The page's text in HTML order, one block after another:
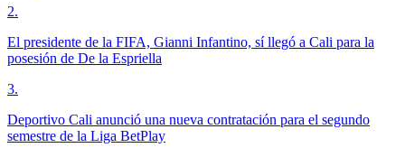
2.
El presidente de la FIFA, Gianni Infantino, sí llegó a Cali para la
posesión de De la Espriella
3.
Deportivo Cali anunció una nueva contratación para el segundo
semestre de la Liga BetPlay